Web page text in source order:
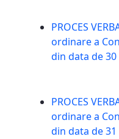
PROCES
ordinare a
din data de 30
PROCES
ordinare a
din data de 31